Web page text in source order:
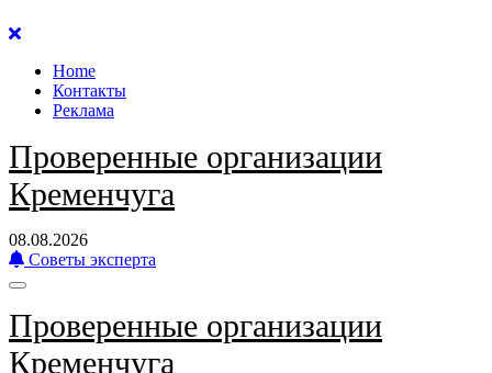
Перейти
содержанию
Home
Контакты
Реклама
Проверенные организации
Кременчуга
08.08.2026
Советы эксперта
Проверенные организации
Кременчуга